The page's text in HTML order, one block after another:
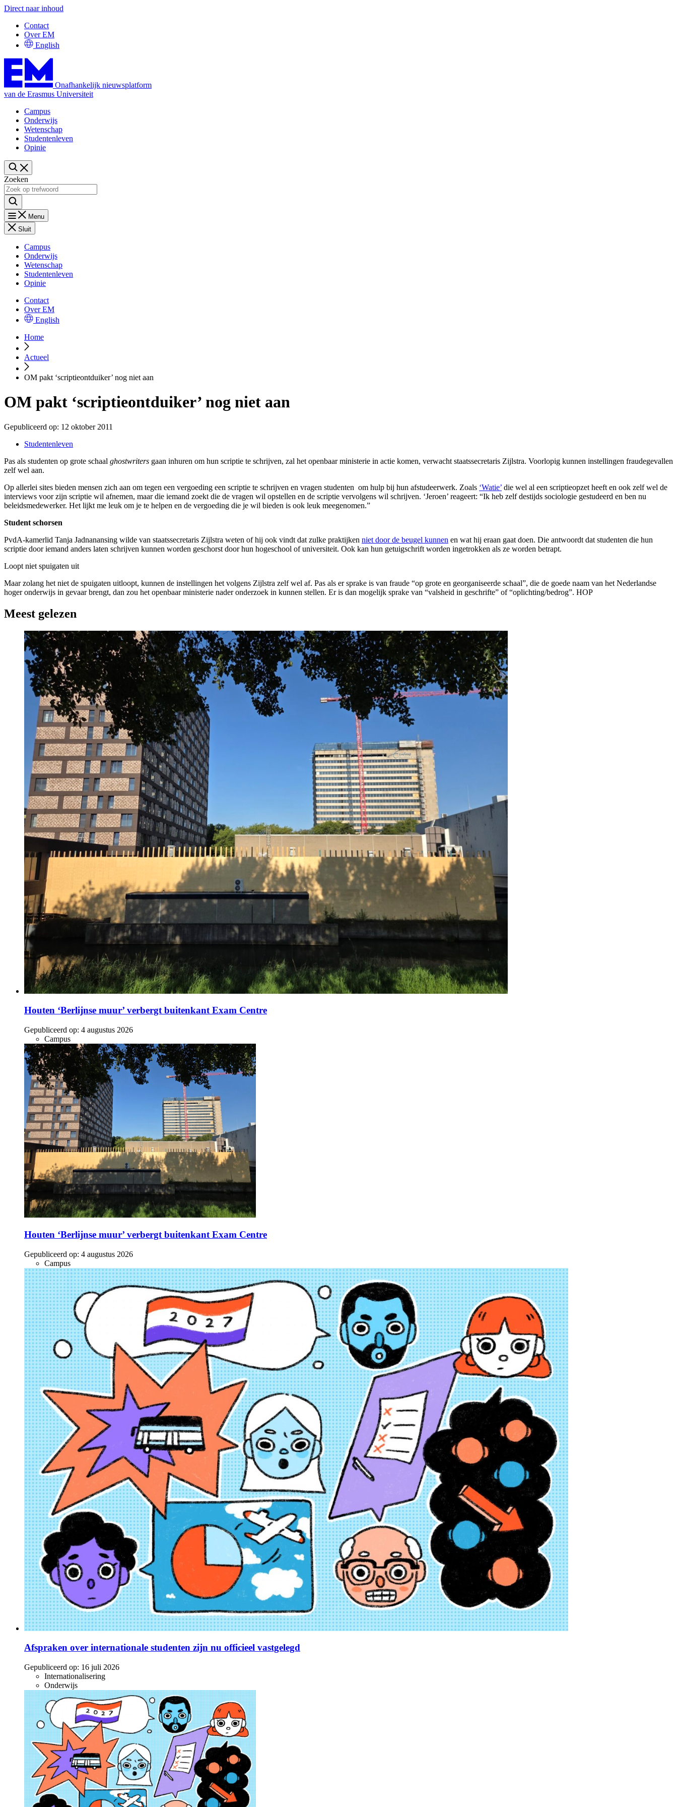
Direct naar inhoud
Contact
Over EM
English
Onafhankelijk nieuwsplatform
van de Erasmus Universiteit
Campus
Onderwijs
Wetenschap
Studentenleven
Opinie
Zoeken
Menu
Sluit
Campus
Onderwijs
Wetenschap
Studentenleven
Opinie
Contact
Over EM
English
Home
Actueel
OM pakt ‘scriptieontduiker’ nog niet aan
OM pakt ‘scriptieontduiker’ nog niet aan
Gepubliceerd op: 12 oktober 2011
Studentenleven
Pas als studenten op grote schaal ghostwriters gaan inhuren om hun scriptie te schrijven, zal het openbaar ministerie in actie komen, verwacht staatssecretaris Zijlstra. Voorlopig kunnen instellingen fraudegevallen
zelf wel aan.
Op allerlei sites bieden mensen zich aan om tegen een vergoeding een scriptie te schrijven en vragen studenten om hulp bij hun afstudeerwerk. Zoals ‘Watie’ die wel al een scriptieopzet heeft en ook zelf wel de
interviews voor zijn scriptie wil afnemen, maar die iemand zoekt die de vragen wil opstellen en de scriptie vervolgens wil schrijven. ‘Jeroen’ reageert: “Ik heb zelf destijds sociologie gestudeerd en ben nu
beleidsmedewerker. Het lijkt me leuk om je te helpen en de vergoeding die je wil bieden is ook leuk meegenomen.”
Student schorsen
PvdA-kamerlid Tanja Jadnanansing wilde van staatssecretaris Zijlstra weten of hij ook vindt dat zulke praktijken niet door de beugel kunnen en wat hij eraan gaat doen. Die antwoordt dat studenten die hun
scriptie door iemand anders laten schrijven kunnen worden geschorst door hun hogeschool of universiteit. Ook kan hun getuigschrift worden ingetrokken als ze worden betrapt.
Loopt niet spuigaten uit
Maar zolang het niet de spuigaten uitloopt, kunnen de instellingen het volgens Zijlstra zelf wel af. Pas als er sprake is van fraude “op grote en georganiseerde schaal”, die de goede naam van het Nederlandse
hoger onderwijs in gevaar brengt, dan zou het openbaar ministerie nader onderzoek in kunnen stellen. Er is dan mogelijk sprake van “valsheid in geschrifte” of “oplichting/bedrog”. HOP
Meest gelezen
Houten ‘Berlijnse muur’ verbergt buitenkant Exam Centre
Gepubliceerd op: 4 augustus 2026
Campus
Houten ‘Berlijnse muur’ verbergt buitenkant Exam Centre
Gepubliceerd op: 4 augustus 2026
Campus
Afspraken over internationale studenten zijn nu officieel vastgelegd
Gepubliceerd op: 16 juli 2026
Internationalisering
Onderwijs